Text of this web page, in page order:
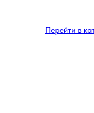
Перейти в